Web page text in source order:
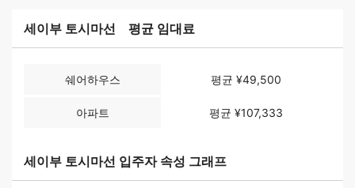
세이부 토시마선 평균 임대료
쉐어하우스 평균 ¥49,500
아파트 평균 ¥107,333
세이부 토시마선 입주자 속성 그래프